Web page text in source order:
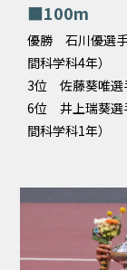
■100m
優勝 石川優選手
間科学科4年）
3位 佐藤葵唯選
6位 井上瑞葵選
間科学科1年）